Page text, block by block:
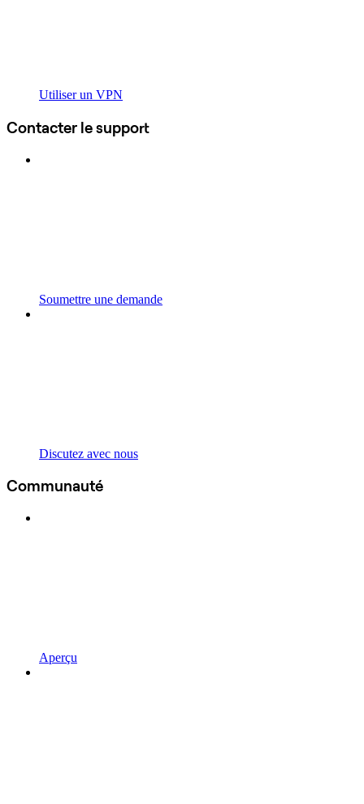
Utiliser un VPN
Contacter le support
Soumettre une demande
Discutez avec nous
Communauté
Aperçu